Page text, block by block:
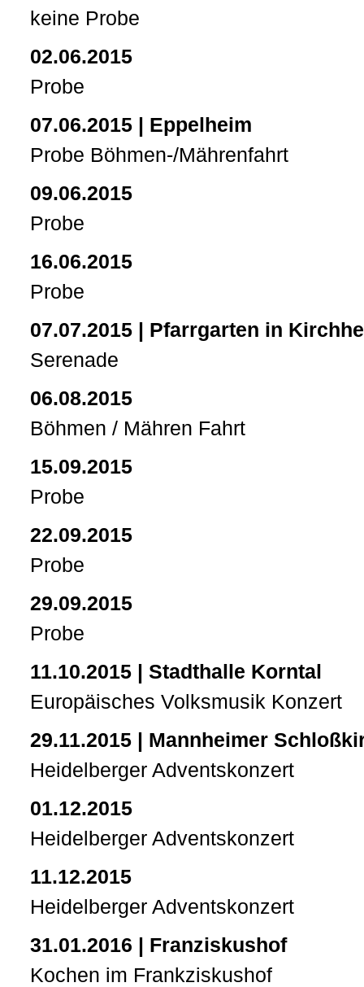
keine Probe
02.06.2015
Probe
07.06.2015 | Eppelheim
Probe Böhmen-/Mährenfahrt
09.06.2015
Probe
16.06.2015
Probe
07.07.2015 | Pfarrgarten in
Serenade
06.08.2015
Böhmen / Mähren Fahrt
15.09.2015
Probe
22.09.2015
Probe
29.09.2015
Probe
11.10.2015 | Stadthalle Korntal
Europäisches Volksmusik Konzert
29.11.2015 | Mannheimer
Heidelberger Adventskonzert
01.12.2015
Heidelberger Adventskonzert
11.12.2015
Heidelberger Adventskonzert
31.01.2016 | Franziskushof
Kochen im Frankziskushof